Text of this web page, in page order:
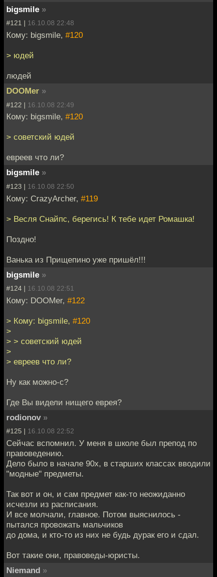
bigsmile »
#121 | 16.10.08 22:48
Кому: bigsmile, #120
> юдей
людей
DOOMer »
#122 | 16.10.08 22:49
Кому: bigsmile, #120
> советский юдей
евреев что ли?
bigsmile »
#123 | 16.10.08 22:50
Кому: CrazyArcher, #119
> Весля Снайпс, берегись! К тебе идет Ромашка!
Поздно!
Ванька из Прищепино уже пришёл!!!
bigsmile »
#124 | 16.10.08 22:51
Кому: DOOMer, #122
> Кому: bigsmile, #120
>
> > советский юдей
>
> евреев что ли?
Ну как можно-с?
Где Вы видели нищего еврея?
rodionov »
#125 | 16.10.08 22:52
Сейчас вспомнил. У меня в школе был препод по
правоведению.
Дело было в начале 90х, в старших классах вводили
"модные" предметы.
Так вот и он, и сам предмет как-то неожиданно
исчезли из расписания.
И все молчали, главное. Потом выяснилось -
пытался провожать мальчиков
до дома, и кто-то из них не будь дурак его и сдал.
Вот такие они, правоведы-юристы.
Niemand »